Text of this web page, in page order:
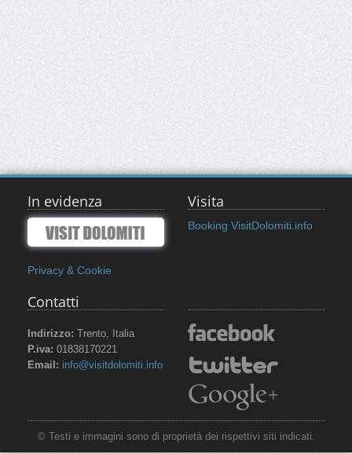
In evidenza
Privacy & Cookie
Visita
Booking VisitDolomiti.info
Contatti
Indirizzo: Trento, Italia
P.iva: 01838170221
Email: info@visitdolomiti.info
© Testi e immagini sono di proprietà dei rispettivi siti indicati.